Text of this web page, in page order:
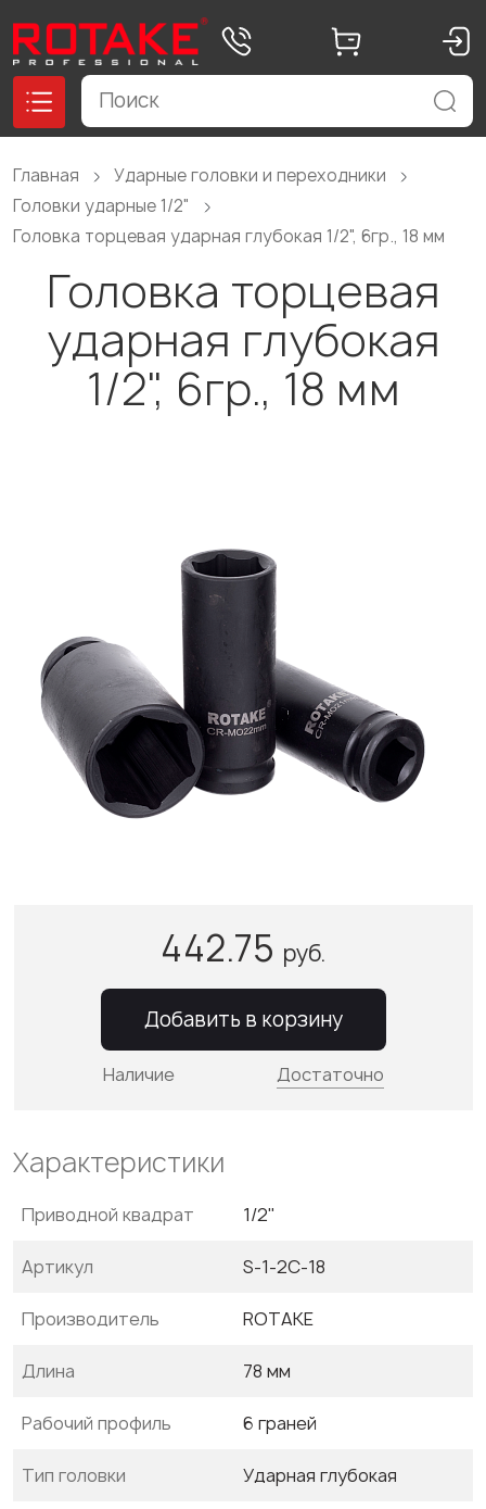
Главная
Ударные головки и переходники
Головки ударные 1/2"
Головка торцевая ударная глубокая 1/2", 6гр., 18 мм
Головка торцевая
ударная глубокая
1/2", 6гр., 18 мм
Характеристики
Приводной квадрат 1/2"
Артикул S-1-2C-18
Производитель ROTAKE
Длина 78 мм
Рабочий профиль 6 граней
Тип головки Ударная глубокая
442.75 руб.
Добавить в корзину
Наличие Достаточно